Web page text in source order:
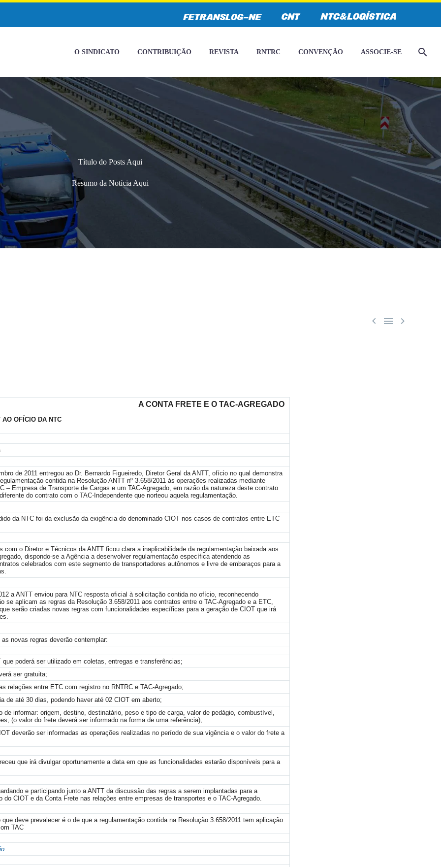
O SINDICATO CONTRIBUIÇÃO REVISTA RNTRC CONVENÇÃO ASSOCIE-SE
Título do Posts Aqui
Resumo da Notícia Aqui
  
A CONTA FRETE E O TAC-AGREGADO
AO OFÍCIO DA NTC
de 2011 entregou ao Dr. Bernardo Figueiredo, Diretor Geral da ANTT, ofício no qual demonstra
contida na Resolução ANTT nº 3.658/2011 às operações realizadas mediante
– Empresa de Transporte de Cargas e um TAC-Agregado, em razão da natureza deste contrato
do contrato com o TAC-Independente que norteou aquela regulamentação.
da NTC foi da exclusão da exigência do denominado CIOT nos casos de contratos entre ETC
com o Diretor e Técnicos da ANTT ficou clara a inaplicabilidade da regulamentação baixada aos
dispondo-se a Agência a desenvolver regulamentação específica atendendo as
celebrados com este segmento de transportadores autônomos e livre de embaraços para a
a ANTT enviou para NTC resposta oficial à solicitação contida no ofício, reconhecendo
se aplicam as regras da Resolução 3.658/2011 aos contratos entre o TAC-Agregado e a ETC,
serão criadas novas regras com funcionalidades específicas para a geração de CIOT que irá
novas regras deverão contemplar:
que poderá ser utilizado em coletas, entregas e transferências;
ser gratuita;
relações entre ETC com registro no RNTRC e TAC-Agregado;
de até 30 dias, podendo haver até 02 CIOT em aberto;
de informar: origem, destino, destinatário, peso e tipo de carga, valor de pedágio, combustível,
(o valor do frete deverá ser informado na forma de uma referência);
deverão ser informadas as operações realizadas no período de sua vigência e o valor do frete a
que irá divulgar oportunamente a data em que as funcionalidades estarão disponíveis para a
e participando junto a ANTT da discussão das regras a serem implantadas para a
do CIOT e da Conta Frete nas relações entre empresas de transportes e o TAC-Agregado.
deve prevalecer é o de que a regulamentação contida na Resolução 3.658/2011 tem aplicação
TAC